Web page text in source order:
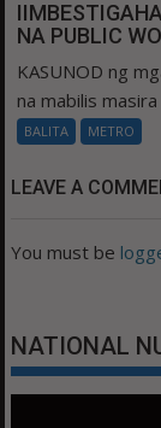
NA PUBLIC
KASUNOD ng
na mabilis
BALITA METRO
LEAVE A
You must be
NATIONAL